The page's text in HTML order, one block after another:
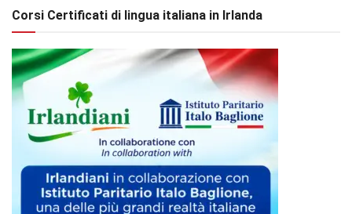
Corsi Certificati di lingua italiana in Irlanda